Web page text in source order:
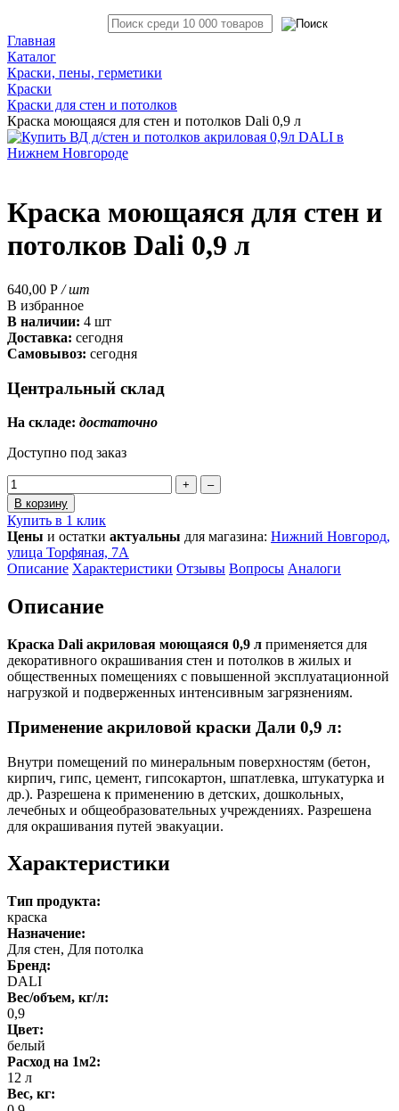
Главная
Каталог
Краски, пены, герметики
Краски
Краски для стен и потолков
Краска моющаяся для стен и потолков Dali 0,9 л
Краска моющаяся для стен и
потолков Dali 0,9 л
640,00 Р / шт
В избранное
В наличии: 4 шт
Доставка: сегодня
Самовывоз: сегодня
Центральный склад
На складе: достаточно
Доступно под заказ
+
–
В корзину
Купить в 1 клик
Цены и остатки актуальны для магазина: Нижний Новгород,
улица Торфяная, 7А
Описание Характеристики Отзывы Вопросы Аналоги
Описание
Краска Dali акриловая моющаяся 0,9 л применяется для
декоративного окрашивания стен и потолков в жилых и
общественных помещениях с повышенной эксплуатационной
нагрузкой и подверженных интенсивным загрязнениям.
Применение акриловой краски Дали 0,9 л:
Внутри помещений по минеральным поверхностям (бетон,
кирпич, гипс, цемент, гипсокартон, шпатлевка, штукатурка и
др.). Разрешена к применению в детских, дошкольных,
лечебных и общеобразовательных учреждениях. Разрешена
для окрашивания путей эвакуации.
Характеристики
Тип продукта:
краска
Назначение:
Для стен, Для потолка
Бренд:
DALI
Вес/объем, кг/л:
0,9
Цвет:
белый
Расход на 1м2:
12 л
Вес, кг: